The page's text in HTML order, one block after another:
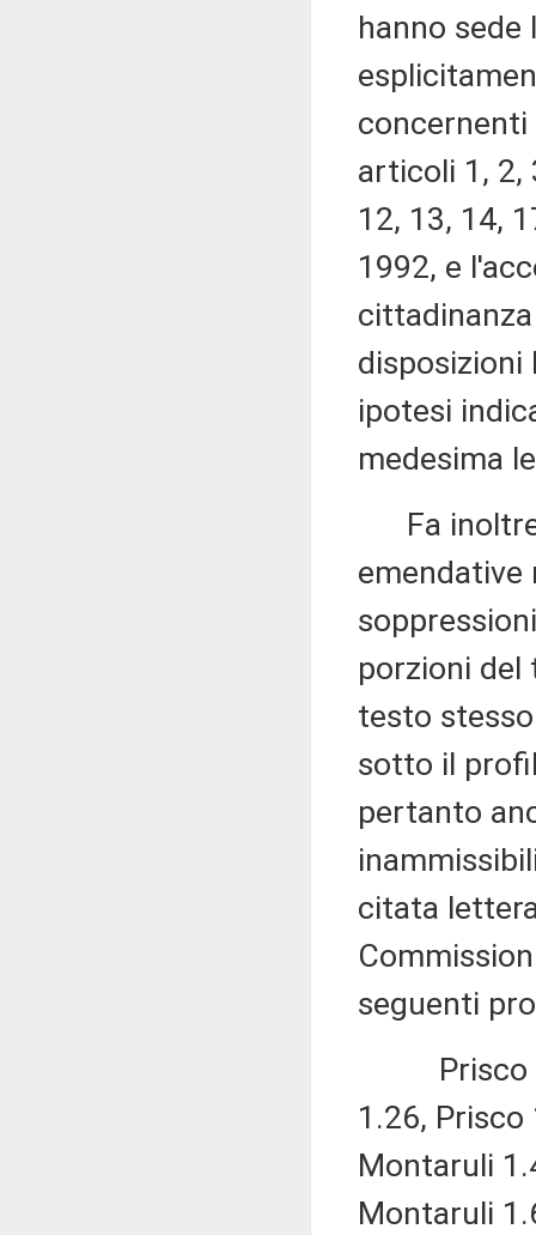
hanno sede
concernenti
articoli 1, 2,
12, 13, 14,
1992, e
disposizioni
ipotesi
medesima
Fa inoltre
emendative
porzioni del
testo
sotto il
pertanto
citata
seguenti
Prisco
1.26,
Montaruli
Montaruli